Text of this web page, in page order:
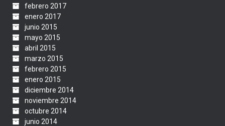
febrero 2017
enero 2017
junio 2015
mayo 2015
abril 2015
marzo 2015
febrero 2015
enero 2015
diciembre 2014
noviembre 2014
octubre 2014
junio 2014